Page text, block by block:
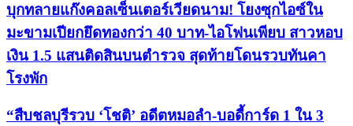
บุกทลายแก๊งคอลเซ็นเตอร์เวียดนาม! โยงซุกไอซ์ใน
มะขามเปียกยึดทองกว่า 40 บาท-ไอโฟนเพียบ สาวหอบ
เงิน 1.5 แสนติดสินบนตำรวจ สุดท้ายโดนรวบทันคา
โรงพัก
“สืบชลบุรีรวบ ‘โชติ’ อดีตหมอลำ-บอดี้การ์ด 1 ใน 3